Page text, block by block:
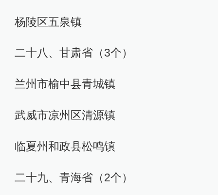
杨陵区五泉镇
二十八、甘肃省（3个）
兰州市榆中县青城镇
武威市凉州区清源镇
临夏州和政县松鸣镇
二十九、青海省（2个）